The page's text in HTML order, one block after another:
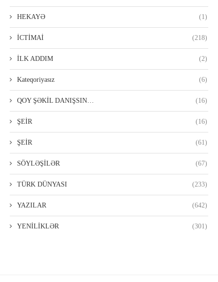
HEKAYƏ (1)
İCTİMAİ (218)
İLK ADDIM (2)
Kateqoriyasız (6)
QOY ŞƏKİL DANIŞSIN… (16)
ŞEİR (16)
ŞEİR (61)
SÖYLƏŞİLƏR (67)
TÜRK DÜNYASI (233)
YAZILAR (642)
YENİLİKLƏR (301)